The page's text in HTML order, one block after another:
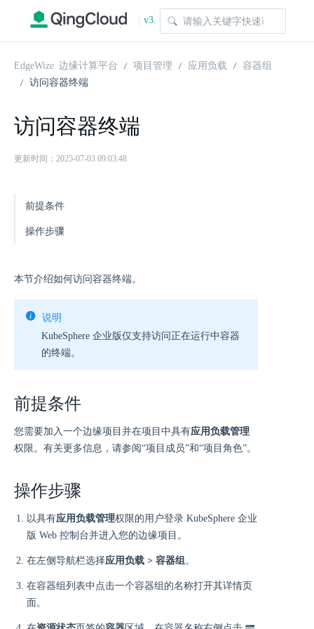
| v3.
1.0
EdgeWize 边缘计算平台 项目管理 应用负载
容器组
访问容器终端
访问容器终端
更新时间：2025-07-03 09:03:48
前提条件
操作步骤
本节介绍如何访问容器终端。
说明
KubeSphere 企业版仅支持访问正在运行中容器
的终端。
前提条件
您需要加入一个边缘项目并在项目中具有应用负载管理
权限。有关更多信息，请参阅“项目成员”和“项目角色”。
操作步骤
以具有应用负载管理权限的用户登录 KubeSphere 企业
版 Web 控制台并进入您的边缘项目。
在左侧导航栏选择应用负载 > 容器组。
在容器组列表中点击一个容器组的名称打开其详情页
面。